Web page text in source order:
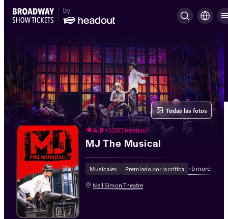
4.9 (1.097 reseñas)
MJ The Musical
Musicales Premiado por la crítica +5more
Neil Simon Theatre
Todas las fotos